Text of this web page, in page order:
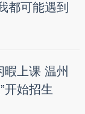
都可能遇到
暇上课 温州
开始招生